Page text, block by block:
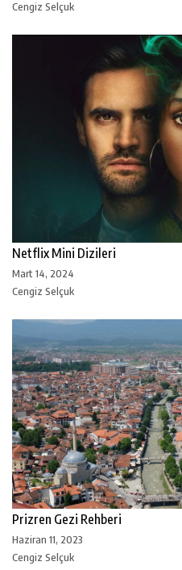
Cengiz Selçuk
Netflix Mini Dizileri
Mart 14, 2024
Cengiz Selçuk
Prizren Gezi Rehberi
Haziran 11, 2023
Cengiz Selçuk